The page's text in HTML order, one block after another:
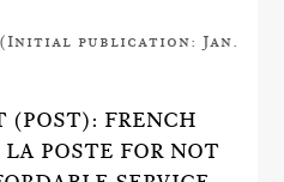
(Initial publication: Jan.
(POST): FRENCH
POSTE FOR NOT